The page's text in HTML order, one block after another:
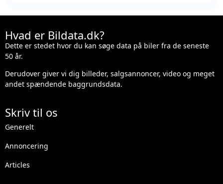
Hvad er Bildata.dk?
Dette er stedet hvor du kan søge data på biler fra de seneste
50 år.
Derudover giver vi dig billeder, salgsannoncer, video og meget
andet spændende baggrundsdata.
Skriv til os
Generelt
Annoncering
Articles